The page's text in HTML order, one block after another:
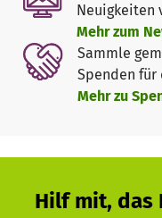
Neuigkeiten
Mehr zum
Sammle
Spenden für
Mehr zu
Hilf mit, das